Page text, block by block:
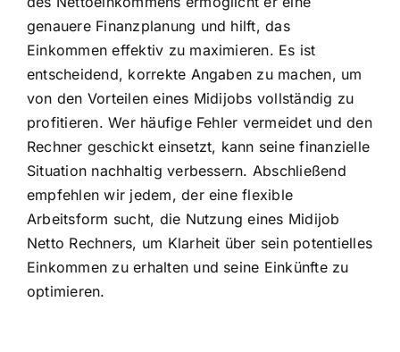
genauere Finanzplanung und hilft, das
Einkommen effektiv zu maximieren. Es ist
entscheidend, korrekte Angaben zu machen, um
von den Vorteilen eines Midijobs vollständig zu
profitieren. Wer häufige Fehler vermeidet und den
Rechner geschickt einsetzt, kann seine finanzielle
Situation nachhaltig verbessern. Abschließend
empfehlen wir jedem, der eine flexible
Arbeitsform sucht, die Nutzung eines Midijob
Netto Rechners, um Klarheit über sein potentielles
Einkommen zu erhalten und seine Einkünfte zu
optimieren.